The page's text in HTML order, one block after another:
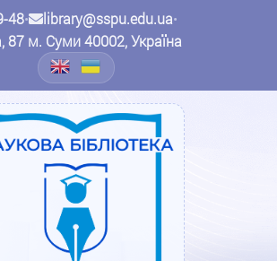
48• library@sspu.edu.ua•
87 м. Суми 40002, Україна